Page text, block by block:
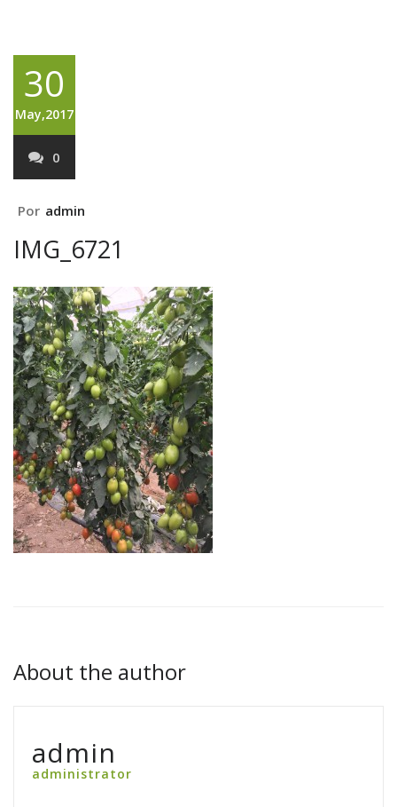
30
May,2017
0
Por admin
IMG_6721
About the author
admin
administrator